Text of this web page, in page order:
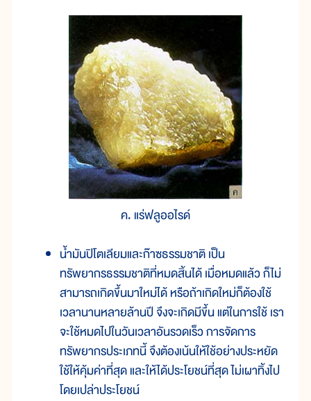
ค. แร่ฟลูออไรด์
น้ำมันปิโตเลียมและก๊าซธรรมชาติ เป็น
ทรัพยากรธรรมชาติที่หมดสิ้นได้ เมื่อหมดแล้ว ก็ไม่
สามารถเกิดขึ้นมาใหม่ได้ หรือถ้าเกิดใหม่ก็ต้องใช้
เวลานานหลายล้านปี จึงจะเกิดมีขึ้น แต่ในการใช้ เรา
จะใช้หมดไปในวันเวลาอันรวดเร็ว การจัดการ
ทรัพยากรประเภทนี้ จึงต้องเน้นให้ใช้อย่างประหยัด
ใช้ให้คุ้มค่าที่สุด และให้ได้ประโยชน์ที่สุด ไม่เผาทิ้งไป
โดยเปล่าประโยชน์